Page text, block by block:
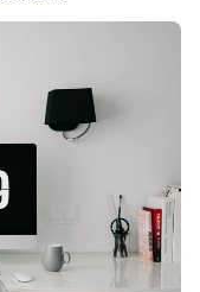
MATERIAŁ PARTNERA